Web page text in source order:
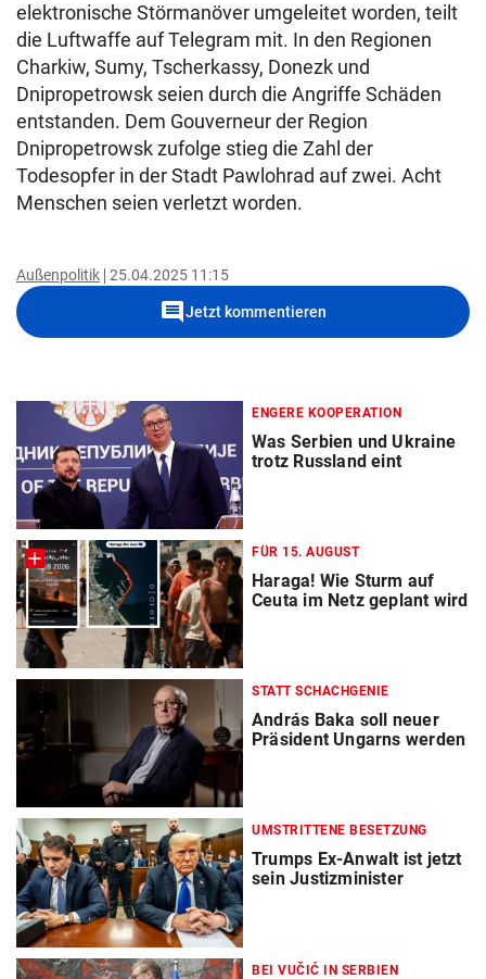
elektronische Störmanöver umgeleitet worden, teilt
die Luftwaffe auf Telegram mit. In den Regionen
Charkiw, Sumy, Tscherkassy, Donezk und
Dnipropetrowsk seien durch die Angriffe Schäden
entstanden. Dem Gouverneur der Region
Dnipropetrowsk zufolge stieg die Zahl der
Todesopfer in der Stadt Pawlohrad auf zwei. Acht
Menschen seien verletzt worden.
Außenpolitik 25.04.2025 11:15
commentJetzt kommentieren
ENGERE KOOPERATION
Was Serbien und Ukraine
trotz Russland eint
FÜR 15. AUGUST
Haraga! Wie Sturm auf
Ceuta im Netz geplant wird
STATT SCHACHGENIE
András Baka soll neuer
Präsident Ungarns werden
UMSTRITTENE BESETZUNG
Trumps Ex-Anwalt ist jetzt
sein Justizminister
BEI VUČIĆ IN SERBIEN